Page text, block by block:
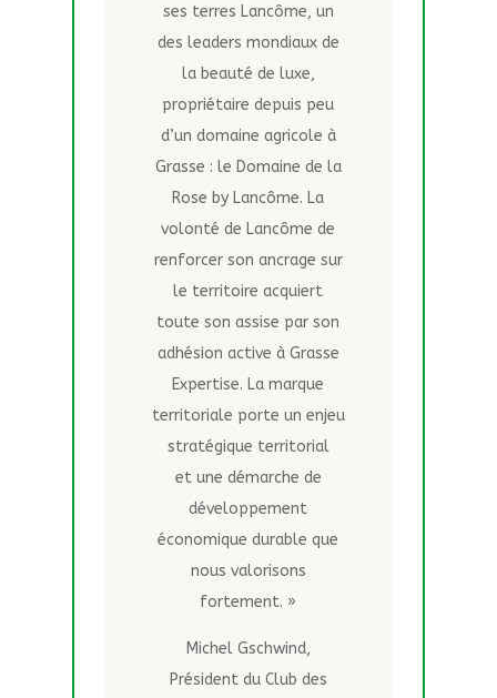
ses terres Lancôme, un
des leaders mondiaux de
la beauté de luxe,
propriétaire depuis peu
d’un domaine agricole à
Grasse : le Domaine de la
Rose by Lancôme. La
volonté de Lancôme de
renforcer son ancrage sur
le territoire acquiert
toute son assise par son
adhésion active à Grasse
Expertise. La marque
territoriale porte un enjeu
stratégique territorial
et une démarche de
développement
économique durable que
nous valorisons
fortement. »
Michel Gschwind,
Président du Club des